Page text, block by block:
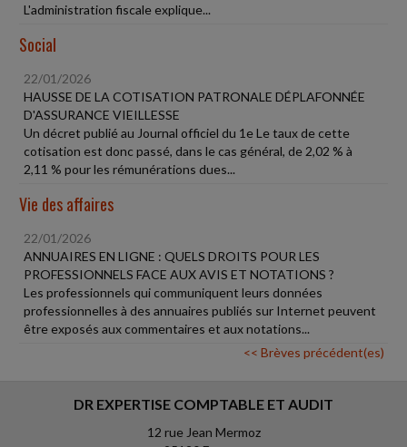
L'administration fiscale explique...
Social
22/01/2026
HAUSSE DE LA COTISATION PATRONALE DÉPLAFONNÉE
D'ASSURANCE VIEILLESSE
Un décret publié au Journal officiel du 1e Le taux de cette
cotisation est donc passé, dans le cas général, de 2,02 % à
2,11 % pour les rémunérations dues...
Vie des affaires
22/01/2026
ANNUAIRES EN LIGNE : QUELS DROITS POUR LES
PROFESSIONNELS FACE AUX AVIS ET NOTATIONS ?
Les professionnels qui communiquent leurs données
professionnelles à des annuaires publiés sur Internet peuvent
être exposés aux commentaires et aux notations...
<< Brèves précédent(es)
DR EXPERTISE COMPTABLE ET AUDIT
12 rue Jean Mermoz